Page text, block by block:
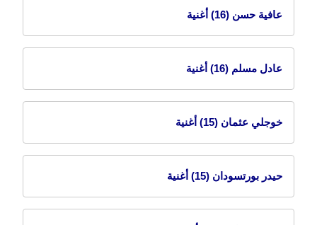
عافية حسن (16) أغنية
عادل مسلم (16) أغنية
خوجلي عثمان (15) أغنية
حيدر بورتسودان (15) أغنية